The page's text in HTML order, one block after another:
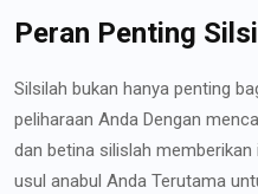
Peran Penting
Silsilah bukan hanya penting
peliharaan Anda Dengan
dan betina silislah
usul anabul Anda Terutama